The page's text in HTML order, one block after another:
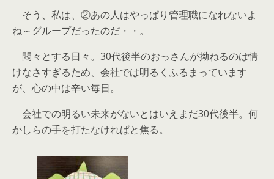
そう、私は、②あの人はやっぱり管理職になれないよ
ね～グループだったのだ・・。
悶々とする日々。30代後半のおっさんが拗ねるのは情
けなさすぎるため、会社では明るくふるまっています
が、心の中は辛い毎日。
会社での明るい未来がないとはいえまだ30代後半。何
かしらの手を打たなければと焦る。